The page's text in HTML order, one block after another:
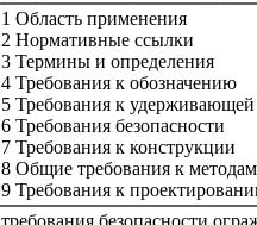
1 Область применения
2 Нормативные ссылки
3 Термины и определения
4 Требования к обозначению
5 Требования к удерживающей
6 Требования безопасности
7 Требования к конструкции
8 Общие требования к
9 Требования к